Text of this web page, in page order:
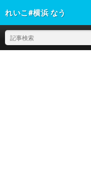
れいこ#横浜 なう